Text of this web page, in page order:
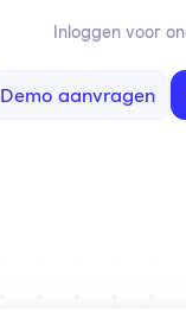
Inloggen voor
Demo aanvragen